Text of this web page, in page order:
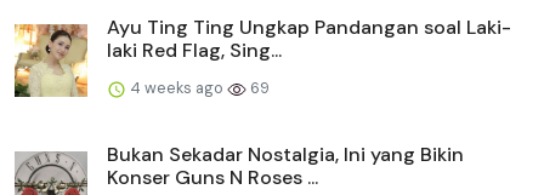
Ayu Ting Ting Ungkap Pandangan soal Laki-
laki Red Flag, Sing...
4 weeks ago 69
Bukan Sekadar Nostalgia, Ini yang Bikin
Konser Guns N Roses ...